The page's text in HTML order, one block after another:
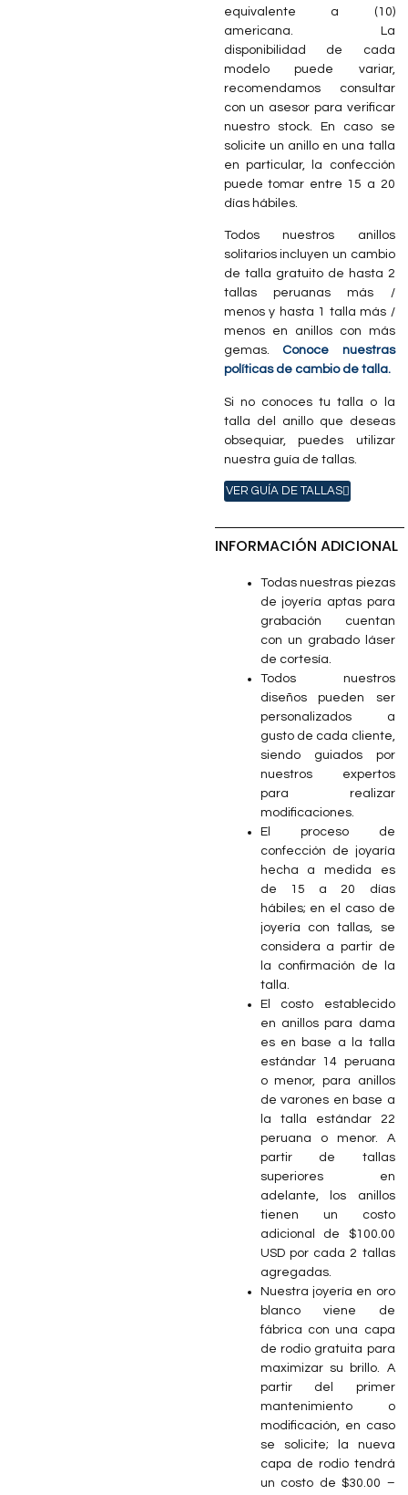
equivalente a (10)
americana. La
disponibilidad de cada
modelo puede variar,
recomendamos consultar
con un asesor para verificar
nuestro stock. En caso se
solicite un anillo en una talla
en particular, la confección
puede tomar entre 15 a 20
días hábiles.
Todos nuestros anillos
solitarios incluyen un cambio
de talla gratuito de hasta 2
tallas peruanas más /
menos y hasta 1 talla más /
menos en anillos con más
gemas. Conoce nuestras
políticas de cambio de talla.
Si no conoces tu talla o la
talla del anillo que deseas
obsequiar, puedes utilizar
nuestra guía de tallas.
VER GUÍA DE TALLAS
INFORMACIÓN ADICIONAL
Todas nuestras piezas
de joyería aptas para
grabación cuentan
con un grabado láser
de cortesía.
Todos nuestros
diseños pueden ser
personalizados a
gusto de cada cliente,
siendo guiados por
nuestros expertos
para realizar
modificaciones.
El proceso de
confección de joyaría
hecha a medida es
de 15 a 20 días
hábiles; en el caso de
joyería con tallas, se
considera a partir de
la confirmación de la
talla.
⁠El costo establecido
en anillos para dama
es en base a la talla
estándar 14 peruana
o menor, para anillos
de varones en base a
la talla estándar 22
peruana o menor. A
partir de tallas
superiores en
adelante, los anillos
tienen un costo
adicional de $100.00
USD por cada 2 tallas
agregadas.
Nuestra joyería en oro
blanco viene de
fábrica con una capa
de rodio gratuita para
maximizar su brillo. A
partir del primer
mantenimiento o
modificación, en caso
se solicite; la nueva
capa de rodio tendrá
un costo de $30.00 –